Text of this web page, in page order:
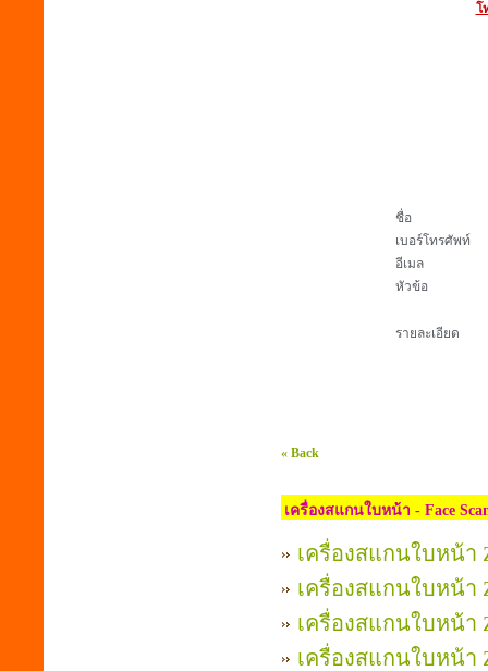
โ
ชื่อ
เบอร์โทรศัพท์
อีเมล
หัวข้อ
รายละเอียด
« Back
เครื่องสแกนใบหน้า - Face
เครื่องสแกนใบหน้า
เครื่องสแกนใบหน้า
เครื่องสแกนใบหน้า
เครื่องสแกนใบหน้า